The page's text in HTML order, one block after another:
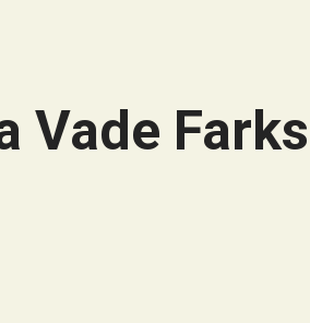
Vade